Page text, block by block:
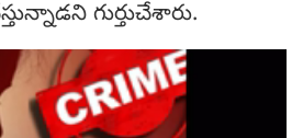
గుర్తుచేశారు.